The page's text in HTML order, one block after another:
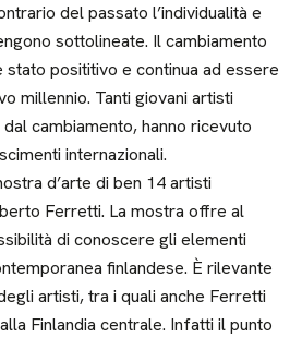
del passato l’individualità e
sottolineate. Il cambiamento
posititivo e continua ad essere
millennio. Tanti giovani artisti
cambiamento, hanno ricevuto
internazionali.
d’arte di ben 14 artisti
Ferretti. La mostra offre al
di conoscere gli elementi
finlandese. È rilevante
artisti, tra i quali anche Ferretti
Finlandia centrale. Infatti il punto